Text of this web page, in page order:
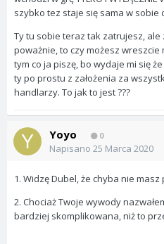
szybko tez staje się sama w sobie
Ty tu sobie teraz tak zatrujesz, ale
poważnie, to czy możesz
tym co ja piszę, bo wydaje mi się
ty po prostu z założenia za
handlarzy. To jak to jest ???
Yoyo 0
Napisano 25 Marca 2020
1. Widzę Dubel, że chyba nie
2. Chociaż Twoje wywody
bardziej skomplikowana, niż to